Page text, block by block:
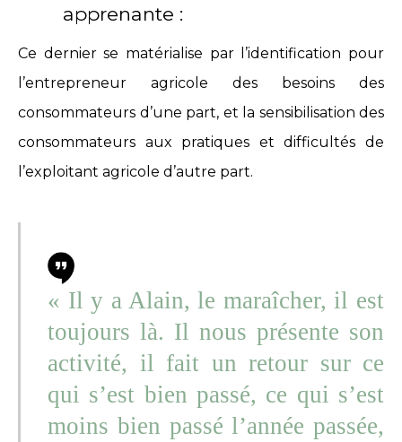
apprenante :
Ce dernier se matérialise par l’identification pour
l’entrepreneur agricole des besoins des
consommateurs d’une part, et la sensibilisation des
consommateurs aux pratiques et difficultés de
l’exploitant agricole d’autre part.
« Il y a Alain, le maraîcher, il est
toujours là. Il nous présente son
activité, il fait un retour sur ce
qui s’est bien passé, ce qui s’est
moins bien passé l’année passée,